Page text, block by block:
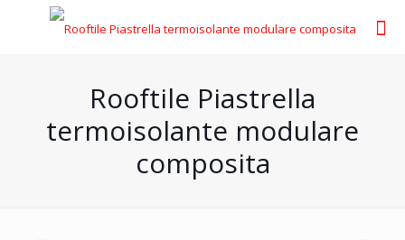
Rooftile Piastrella
termoisolante modulare
composita